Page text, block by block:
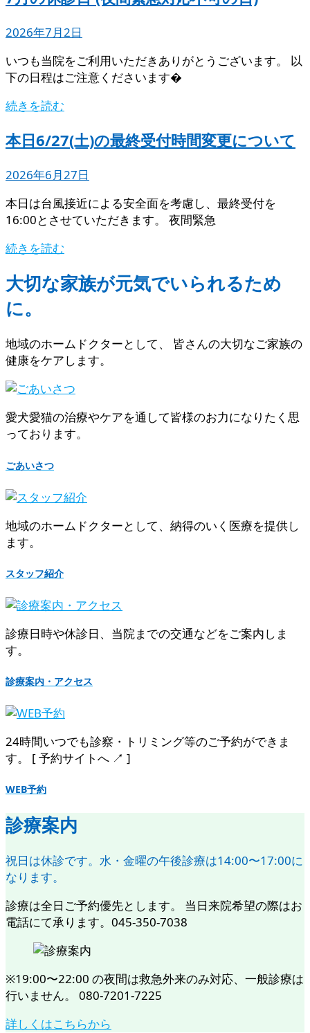
2026年7月2日
いつも当院をご利用いただきありがとうございます。 以
下の日程はご注意くださいます�
続きを読む
本日6/27(土)の最終受付時間変更について
2026年6月27日
本日は台風接近による安全面を考慮し、最終受付を
16:00とさせていただきます。 夜間緊急
続きを読む
大切な家族が元気でいられるため
に。
地域のホームドクターとして、 皆さんの大切なご家族の
健康をケアします。
愛犬愛猫の治療やケアを通して皆様のお力になりたく思
っております。
ごあいさつ
地域のホームドクターとして、納得のいく医療を提供し
ます。
スタッフ紹介
診療日時や休診日、当院までの交通などをご案内しま
す。
診療案内・アクセス
24時間いつでも診察・トリミング等のご予約ができま
す。 [ 予約サイトへ ↗︎ ]
WEB予約
診療案内
祝日は休診です。水・金曜の午後診療は14:00〜17:00に
なります。
診療は全日ご予約優先とします。 当日来院希望の際はお
電話にて承ります。045-350-7038
※19:00〜22:00 の夜間は救急外来のみ対応、一般診療は
行いません。 080-7201-7225
詳しくはこちらから